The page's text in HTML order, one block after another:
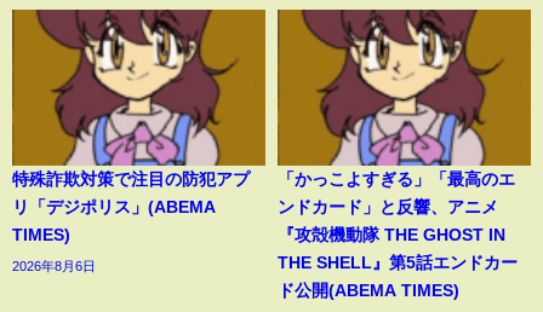
特殊詐欺対策で注目の防犯アプ
リ「デジポリス」(ABEMA
TIMES)
2026年8月6日
「かっこよすぎる」「最高のエ
ンドカード」と反響、アニメ
『攻殻機動隊 THE GHOST IN
THE SHELL』第5話エンドカー
ド公開(ABEMA TIMES)